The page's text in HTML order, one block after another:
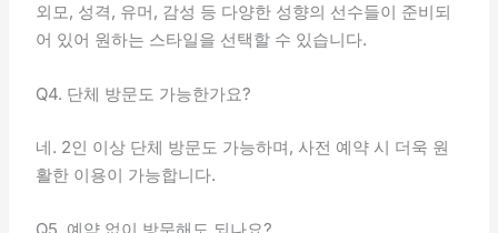
외모, 성격, 유머, 감성 등 다양한 성향의 선수들이 준비되
어 있어 원하는 스타일을 선택할 수 있습니다.
Q4. 단체 방문도 가능한가요?
네. 2인 이상 단체 방문도 가능하며, 사전 예약 시 더욱 원
활한 이용이 가능합니다.
Q5. 예약 없이 방문해도 되나요?